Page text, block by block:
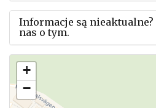
Informacje są
nas o tym.
Użyj tego formularza aby
zmianach w powyższym
+
−